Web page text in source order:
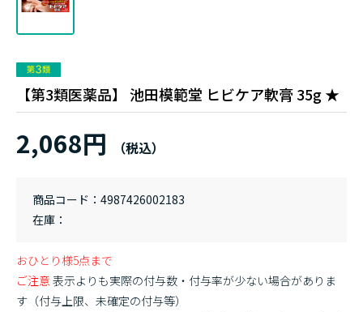
【第3類医薬品】 池田模範堂 ヒビケア軟膏 35g ★
2,068円
商品コード
4987426002183
在庫
おひとり様5点まで
ご注意 表示よりも実際の付与数・付与率が少ない場合がありま
す（付与上限、未確定の付与等）